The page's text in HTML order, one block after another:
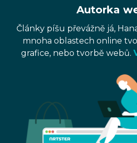
Autorka
Články píšu převážně já,
mnoha oblastech online
grafice, nebo tvorbě webů.